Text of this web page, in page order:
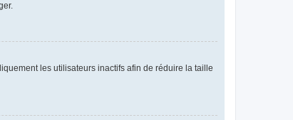
les utilisateurs inactifs afin de réduire la taille